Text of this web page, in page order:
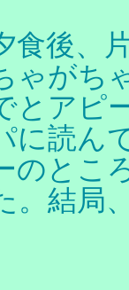
食後、
ゃがち
とアピ
に読ん
のとこ
。結局